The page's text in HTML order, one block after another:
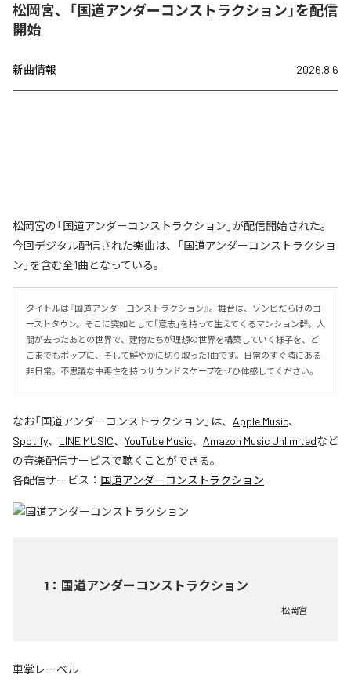
松岡宮、「国道アンダーコンストラクション」を配信
開始
新曲情報 2026.8.6
松岡宮の「国道アンダーコンストラクション」が配信開始された。
今回デジタル配信された楽曲は、「国道アンダーコンストラクショ
ン」を含む全1曲となっている。
タイトルは『国道アンダーコンストラクション』。舞台は、ゾンビだらけのゴ
ーストタウン。そこに突如として「意志」を持って生えてくるマンション群。人
間が去ったあとの世界で、建物たちが理想の世界を構築していく様子を、ど
こまでもポップに、そして鮮やかに切り取った1曲です。日常のすぐ隣にある
非日常。不思議な中毒性を持つサウンドスケープをぜひ体感してください。
なお「国道アンダーコンストラクション 」は、 Apple Music、
Spotify、 LINE MUSIC、 YouTube Music、 Amazon Music Unlimitedなど
の音楽配信サービスで聴くことができる。
各配信サービス： 国道アンダーコンストラクション
1 ： 国道アンダーコンストラクション
松岡宮
車掌レーベル